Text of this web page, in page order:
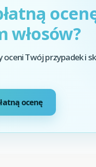
włosów?
oceni Twój przypadek i
ocenę